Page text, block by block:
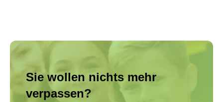
Sie wollen nichts mehr
verpassen?